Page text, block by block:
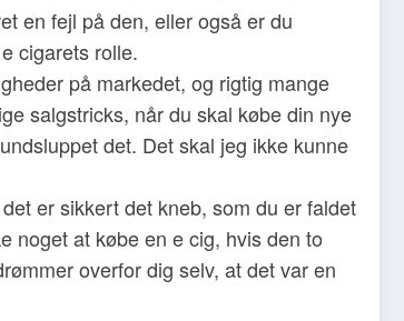
en fejl på den, eller også er du
cigarets rolle.
på markedet, og rigtig mange
salgstricks, når du skal købe din nye
det. Det skal jeg ikke kunne
er sikkert det kneb, som du er faldet
noget at købe en e cig, hvis den to
overfor dig selv, at det var en